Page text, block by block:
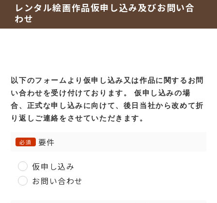
レンタル絵画作品仮申し込み及びお問い合
わせ
以下のフォームより仮申し込み又は作品に関するお問
い合わせを受け付けております。
仮申し込みの場
合、正式な申し込みに向けて、後日当社から改めて折
り返しご連絡をさせていただきます。
必須 要件
仮申し込み
お問い合わせ